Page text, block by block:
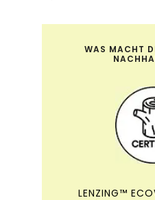
WAS MACHT
LENZING™